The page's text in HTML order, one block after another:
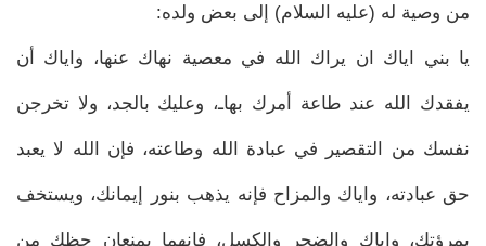
من وصية له (عليه السلام) إلى بعض ولده:
يا بني اياك ان يراك الله في معصية نهاك عنها، واياك أن
يفقدك الله عند طاعة أمرك بهاـ، وعليك بالجد، ولا تخرجن
نفسك من التقصير في عبادة الله وطاعته، فإن الله لا يعبد
حق عبادته، واياك والمزاح فإنه يذهب بنور إيمانك، ويستخف
بمرؤتك، وإياك والضجر والكسل، فإنهما يمنعان حظك من